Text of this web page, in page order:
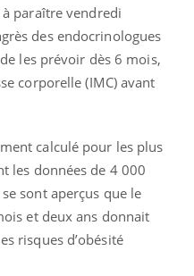
paraître vendredi
des endocrinologues
les prévoir dès 6 mois,
corporelle (IMC) avant
calculé pour les plus
les données de 4 000
sont aperçus que le
et deux ans donnait
risques d’obésité